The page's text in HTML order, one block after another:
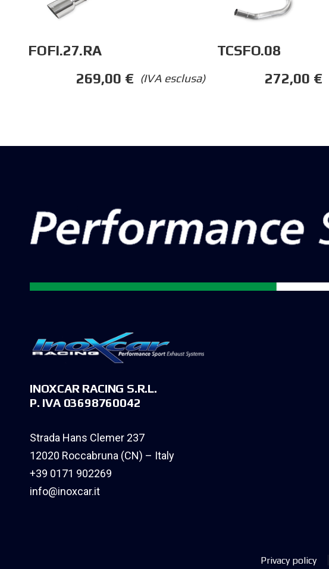
FOFI.27.RA
(IVA esclusa)
269,00 €
TCSFO.08
272,00 €
INOXCAR RACING S.R.L.
P. IVA 03698760042
Strada Hans Clemer 237
12020 Roccabruna (CN) – Italy
+39 0171 902269
info@inoxcar.it
Privacy policy